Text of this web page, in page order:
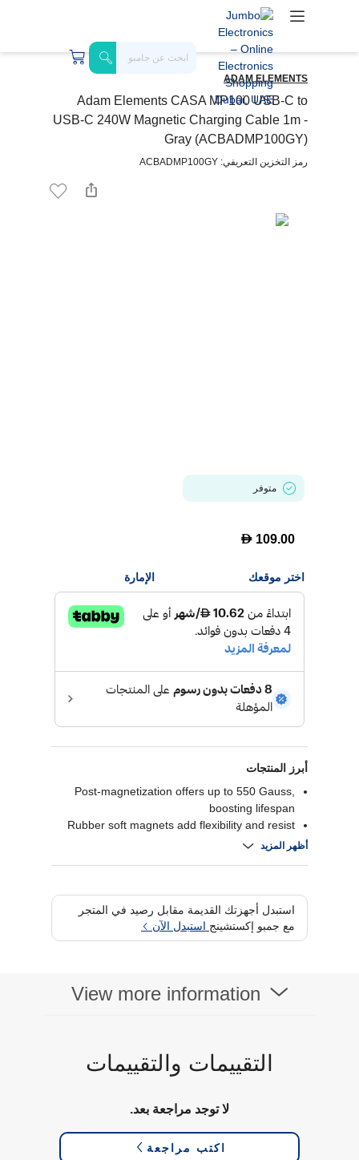
ADAM ELEMENTS
Adam Elements CASA MP100 USB-C to
USB-C 240W Magnetic Charging Cable 1m -
Gray (ACBADMP100GY)
رمز التخزين التعريفي: ACBADMP100GY
متوفر
D 109.00
اختر موقعك الإمارة
أبرز المنتجات
Post-magnetization offers up to 550 Gauss,
boosting lifespan
Rubber soft magnets add flexibility and resist
corrosion
Aluminum SR connector and nylon braid
improve durability
أظهر المزيد
استبدل أجهزتك القديمة مقابل رصيد في المتجر
مع جمبو إكستشينج استبدل الآن
View more information
التقييمات والتقييمات
لا توجد مراجعة بعد.
اكتب مراجعة